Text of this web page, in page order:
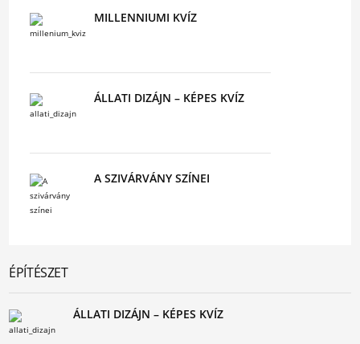
MILLENNIUMI KVÍZ
ÁLLATI DIZÁJN – KÉPES KVÍZ
A SZIVÁRVÁNY SZÍNEI
ÉPÍTÉSZET
ÁLLATI DIZÁJN – KÉPES KVÍZ